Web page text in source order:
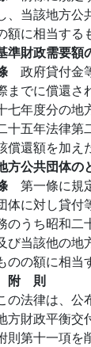
、当該地方公
額に相当する
準財政需要額
政府貸付金
までに償還さ
七年度分の地
十五年法律第
償還額を加え
方公共団体の
第一條に規
体に対し貸付
のうち昭和二
び当該他の地
のの額に相当
附 則
の法律は、公
方財政平衡交
則第十一項を